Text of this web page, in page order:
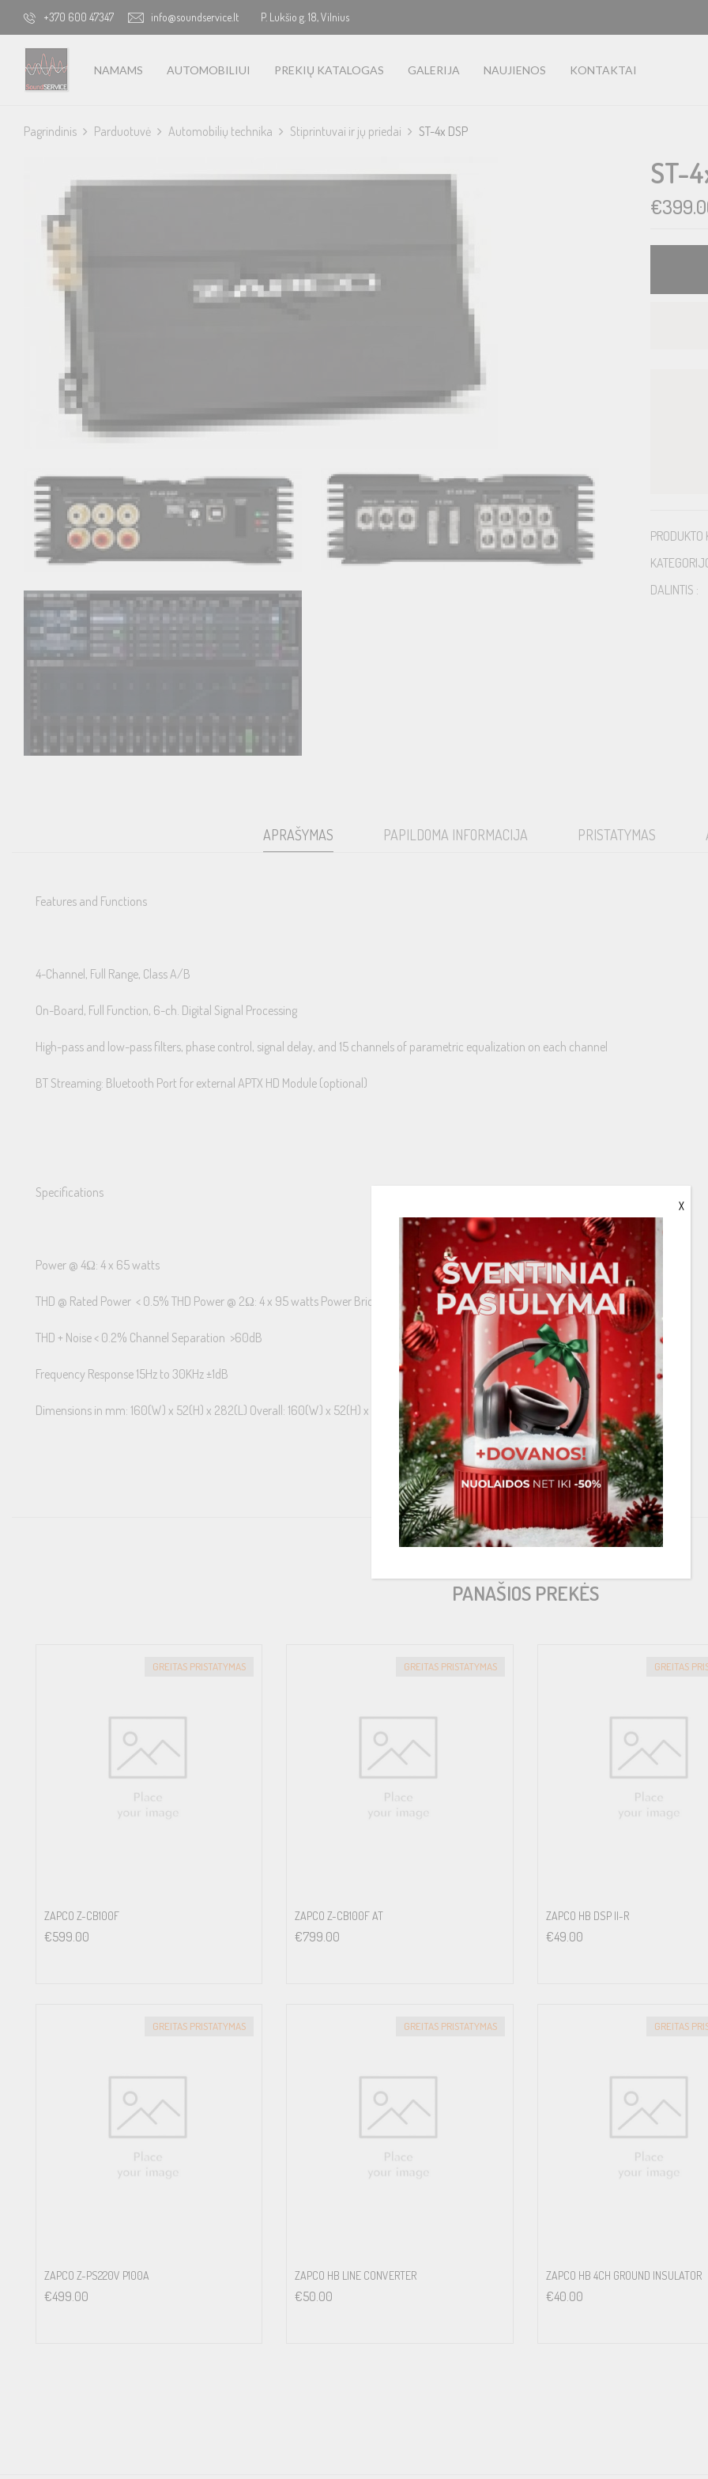
+370 600 47347 info@soundservice.lt P. Lukšio g. 18, Vilnius
NAMAMS AUTOMOBILIUI PREKIŲ KATALOGAS GALERIJA NAUJIENOS KONTAKTAI
Pagrindinis Parduotuvė Automobilių technika Stiprintuvai ir jų priedai ST-4x DSP
ST-
€
PRODUKTO
DALINTIS :
APRAŠYMAS PAPILDOMA INFORMACIJA PRISTATYMAS
Features and Functions
4-Channel, Full Range, Class A/B
On-Board, Full Function, 6-ch. Digital Signal Processing
High-pass and low-pass filters, phase control, signal delay, and 15 channels of parametric equalization on each channel
BT Streaming: Bluetooth Port for external APTX HD Module (optional)
Specifications
Power @ 4Ω: 4 x 65 watts
THD @ Rated Power < 0.5% THD Power @ 2Ω: 4 x 95 watts Power Bridged @ 4Ω: 2 x 190W RMS Signal to Noise Ratio > 90dB
THD + Noise < 0.2% Channel Separation >60dB
Frequency Response 15Hz to 30KHz ±1dB
Dimensions in mm: 160(W) x 52(H) x 282(L) Overall: 160(W) x 52(H) x 320(L)
PANAŠIOS PREKĖS
GREITAS PRISTATYMAS
ZAPCO Z-CB100F
€599.00
GREITAS PRISTATYMAS
ZAPCO Z-CB100F AT
€799.00
GREITAS
ZAPCO HB DSP II-R
€49.00
GREITAS PRISTATYMAS
ZAPCO Z-PS220V P100A
€499.00
GREITAS PRISTATYMAS
ZAPCO HB LINE CONVERTER
€50.00
GREITAS
ZAPCO HB 4CH GROUND INSULATOR
€40.00
X